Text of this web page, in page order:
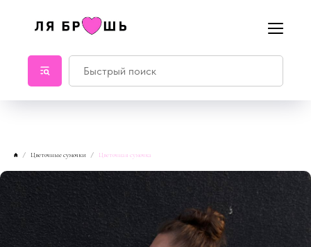
Цветочные сумочки Цветочная сумочка